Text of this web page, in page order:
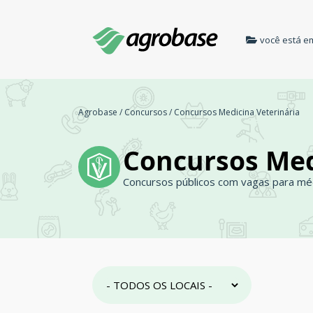
você está
Agrobase / Concursos/ Concursos Medicina Veterinária
Concursos
Concursos públicos com vagas para